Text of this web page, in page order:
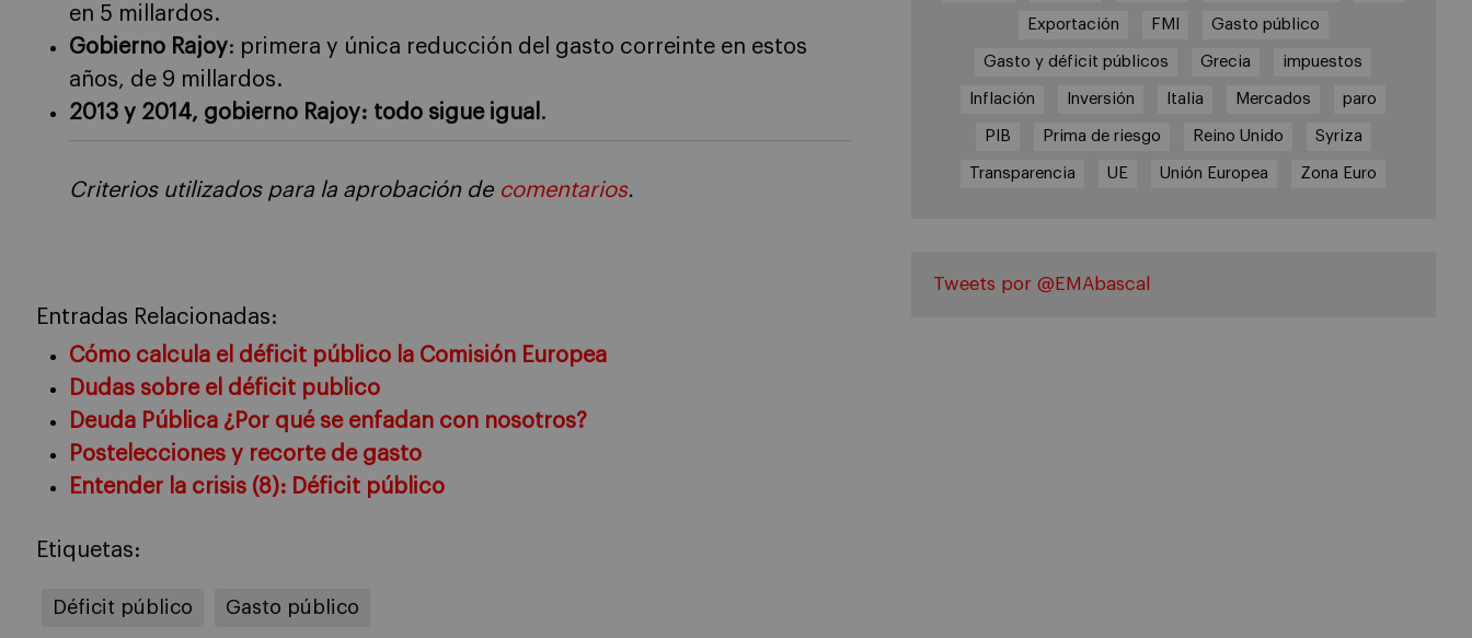
en 5 millardos.
Gobierno Rajoy: primera y única reducción del gasto correinte en estos
años, de 9 millardos.
2013 y 2014, gobierno Rajoy: todo sigue igual .
Criterios utilizados para la aprobación de comentarios.
Entradas Relacionadas:
Cómo calcula el déficit público la Comisión Europea
Dudas sobre el déficit publico
Deuda Pública ¿Por qué se enfadan con nosotros?
Postelecciones y recorte de gasto
Entender la crisis (8): Déficit público
Etiquetas:
Déficit público Gasto público
Exportación FMI Gasto público
Gasto y déficit públicos Grecia impuestos
Inflación Inversión Italia Mercados paro
PIB Prima de riesgo Reino Unido Syriza
Transparencia UE Unión Europea Zona Euro
Tweets por @EMAbascal